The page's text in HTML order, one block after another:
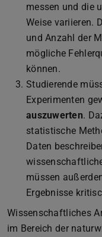
messen und die
Weise variieren.
und Anzahl der
mögliche
können.
Studierende
Experimenten
auszuwerten.
statistische
Daten
müssen
Ergebnisse
Wissenschaftliches
im Bereich der